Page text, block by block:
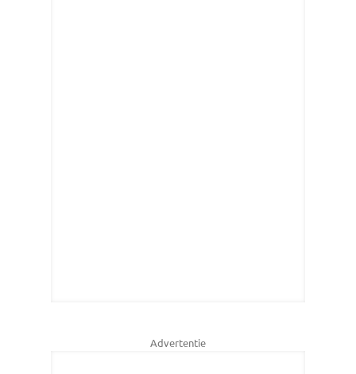
Advertentie